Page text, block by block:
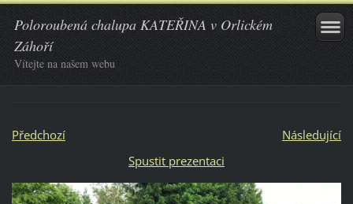
Poloroubená chalupa KATEŘINA v Orlickém
Záhoří
Vítejte na našem webu
Předchozí
Následující
Spustit prezentaci